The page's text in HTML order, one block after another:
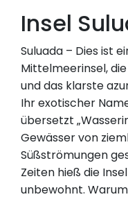
Insel
Suluada – Dies ist
Mittelmeerinsel,
und das klarste
Ihr exotischer
übersetzt
Gewässer von
Süßströmungen
Zeiten hieß die
unbewohnt.